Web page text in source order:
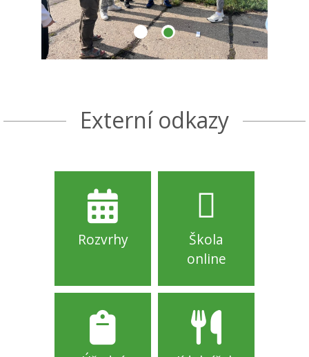
Externí odkazy
Rozvrhy
Škola
online